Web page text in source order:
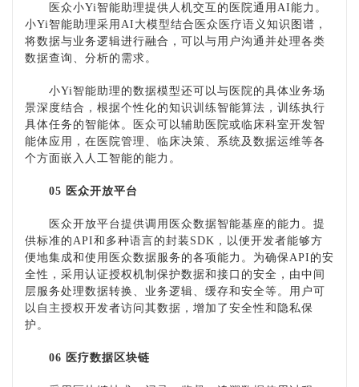
医众小Yi智能助理提供人机交互的医院通用AI能力。
小Yi智能助理采用AI大模型结合医众医疗语义知识图谱，
将数据与业务逻辑进行融合，可以与用户沟通并处理各类
数据查询、分析的需求。
小Yi智能助理的数据模型还可以与医院的具体业务场
景深度结合，根据个性化的知识训练智能算法，训练执行
具体任务的智能体。医众可以辅助医院或临床科室开发智
能体应用，在医院管理、临床决策、系统及数据运维等各
个方面嵌入人工智能的能力。
05 医众开放平台
医众开放平台提供调用医众数据智能基座的能力。提
供标准的 API和多种语言的封装SDK，以便开发者能够方
便地集成和使用医众数据服务的各项能力。为确保API的安
全性，采用认证授权机制保护数据和接口的安全，由中间
层服务处理数据转换、业务逻辑、缓存和安全等。用户可
以自主授权开发者访问其数据，增加了安全性和隐私保
护。
06 医疗数据区块链